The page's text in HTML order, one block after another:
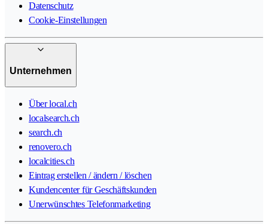
Datenschutz
Cookie-Einstellungen
Unternehmen
Über local.ch
localsearch.ch
search.ch
renovero.ch
localcities.ch
Eintrag erstellen / ändern / löschen
Kundencenter für Geschäftskunden
Unerwünschtes Telefonmarketing